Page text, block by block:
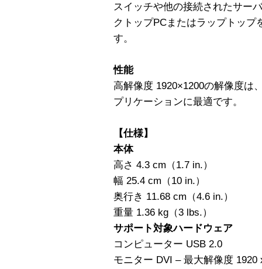
スイッチや他の接続されたサー
クトップPCまたはラップトッ
す。
性能
高解像度 1920×1200の解像度は
プリケーションに最適です。
【仕様】
本体
高さ 4.3 cm（1.7 in.）
幅 25.4 cm（10 in.）
奥行き 11.68 cm（4.6 in.）
重量 1.36 kg（3 lbs.）
サポート対象ハードウェア
コンピューター USB 2.0
モニター DVI – 最大解像度 1920